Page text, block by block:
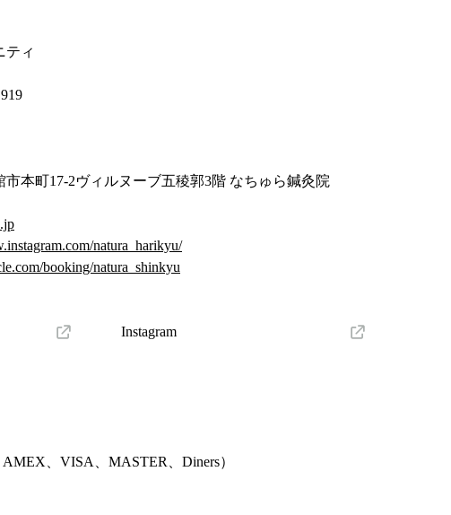
ティ
市本町17-2ヴィルヌーブ五稜郭3階 なちゅら鍼灸院
natura_harikyu/
booking/natura_shinkyu
Instagram
AMEX、VISA、MASTER、Diners）